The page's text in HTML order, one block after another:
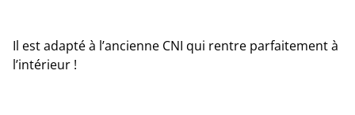
Il est adapté à l’ancienne CNI qui rentre parfaitement à
l’intérieur !